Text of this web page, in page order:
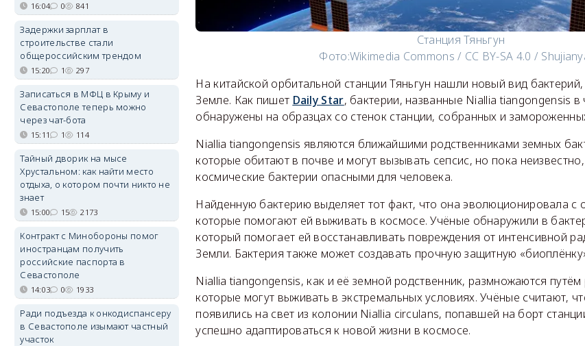
Станция Тяньгун
Фото:Wikimedia Commons / CC BY-SA 4.0 /
На китайской орбитальной станции Тяньгун нашли новый вид
Земле. Как пишет Daily Star, бактерии, названные Niallia tiangongensis в
обнаружены на образцах со стенок станции, собранных и
Niallia tiangongensis являются ближайшими родственниками земных
которые обитают в почве и могут вызывать сепсис, но пока
космические бактерии опасными для человека.
Найденную бактерию выделяет тот факт, что она эволюционировала с
которые помогают ей выживать в космосе. Учёные обнаружили в
который помогает ей восстанавливать повреждения от интенсивной
Земли. Бактерия также может создавать прочную защитную
Niallia tiangongensis, как и её земной родственник, размножаются
которые могут выживать в экстремальных условиях. Учёные считают,
появились на свет из колонии Niallia circulans, попавшей на борт
успешно адаптироваться к новой жизни в космосе.
16:04 0 841
Задержки зарплат в
строительстве стали
общероссийским трендом
15:20 1 297
Записаться в МФЦ в Крыму и
Севастополе теперь можно
через чат-бота
15:11 1 114
Тайный дворик на мысе
Хрустальном: как найти место
отдыха, о котором почти никто не
знает
15:00 15 2173
Контракт с Минобороны помог
иностранцам получить
российские паспорта в
Севастополе
14:03 0 1933
Ради подъезда к онкодиспансеру
в Севастополе изымают частный
участок